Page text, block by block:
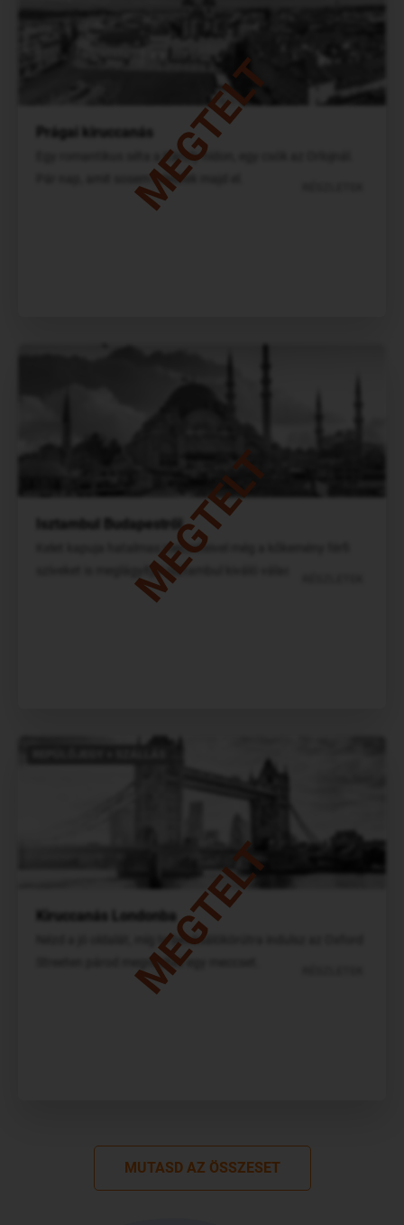
MEGTELT
Prágai kiruccanás
Egy romantikus séta a Károly hídon, egy csók az Orlojnál.
Pár nap, amit sosem feledtek majd el.
MEGTELT
Isztambul Budapestről
Kelet kapuja hatalmas mecseteivel még a kőkemény férfi
szíveket is meglágyítja! Isztambul kiváló választás!
MEGTELT
Kiruccanás Londonba
Nézd a jó oldalát, míg te bevásálókörútra indulsz az Oxford
Streeten párod megnézhet egy meccset.
MUTASD AZ ÖSSZESET